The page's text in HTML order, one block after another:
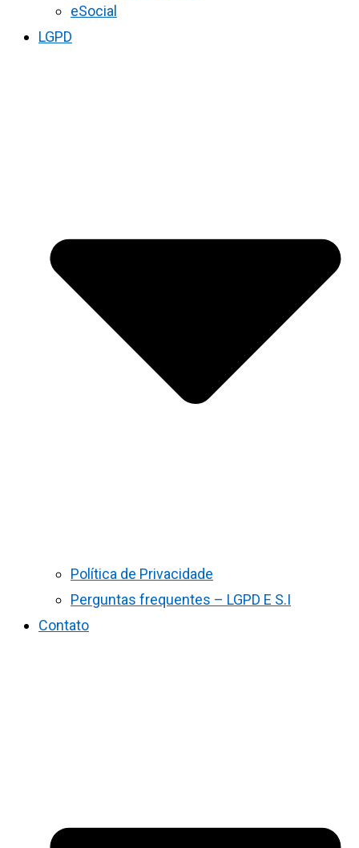
eSocial
LGPD
Política de Privacidade
Perguntas frequentes – LGPD E S.I
Contato